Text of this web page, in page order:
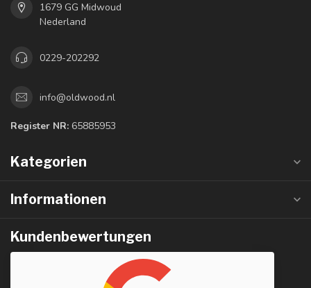
1679 GG Midwoud
Nederland
0229-202292
info@oldwood.nl
Register NR: 65885953
Kategorien
Informationen
Kundenbewertungen